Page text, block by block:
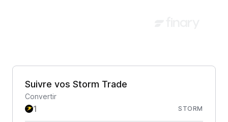
Suivre vos Storm Trade
Convertir
STORM